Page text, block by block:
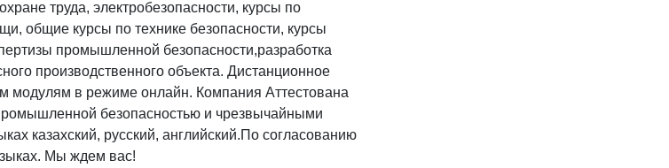
труда, электробезопасности, курсы по
общие курсы по технике безопасности, курсы
промышленной безопасности,разработка
производственного объекта. Дистанционное
модулям в режиме онлайн. Компания Аттестована
безопасностью и чрезвычайными
казахский, русский, английский.По согласованию
Мы ждем вас!